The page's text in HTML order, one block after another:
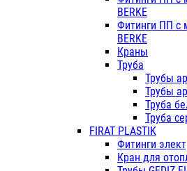
BERKE
Фитинги ПП с
BERKE
Краны
Труба
Трубы
Трубы
Труба
Труба
FIRAT PLASTIK
Фитинги
Кран для